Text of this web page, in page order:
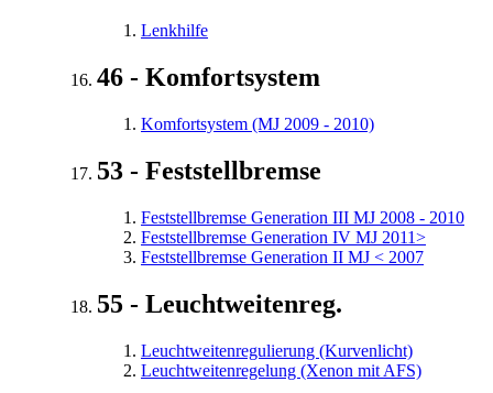
Lenkhilfe
46 - Komfortsystem
Komfortsystem (MJ 2009 - 2010)
53 - Feststellbremse
Feststellbremse Generation III MJ 2008 - 2010
Feststellbremse Generation IV MJ 2011>
Feststellbremse Generation II MJ < 2007
55 - Leuchtweitenreg.
Leuchtweitenregulierung (Kurvenlicht)
Leuchtweitenregelung (Xenon mit AFS)